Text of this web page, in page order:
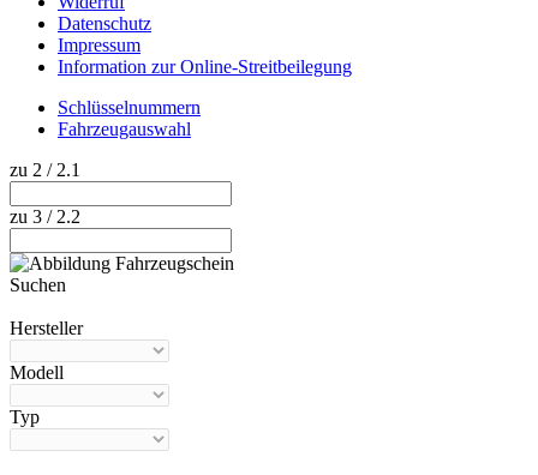
Datenschutz
Impressum
Information zur Online-Streitbeilegung
Schlüsselnummern
Fahrzeugauswahl
zu 2 / 2.1
zu 3 / 2.2
Suchen
Hersteller
Modell
Typ